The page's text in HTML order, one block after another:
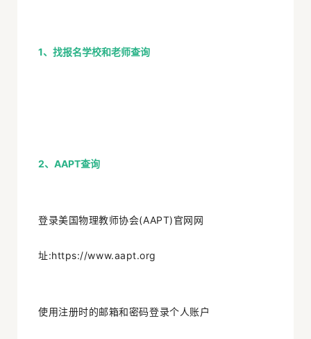
1、找报名学校和老师查询
2、 AAPT查询
登录美国物理教师协会(AAPT)官网网
址:https://www.aapt.org
使用注册时的邮箱和密码登录个人账户